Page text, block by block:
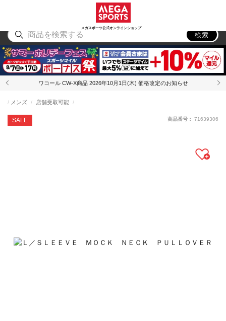
メガスポーツ公式オンラインショップ
アウトドア
検索
ワコール CW-X商品 2026年10月1日(木) 価格改定のお知らせ
SALE
メンズ 店舗受取可能
商品番号： 71639306